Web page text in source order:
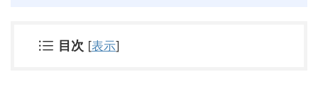
目次 [表示]